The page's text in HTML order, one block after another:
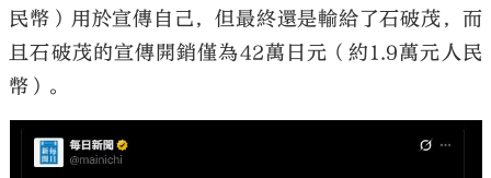
民幣）用於宣傳自己，但最終還是輸給了石破茂，而
且石破茂的宣傳開銷僅為42萬日元（約1.9萬元人民
幣）。